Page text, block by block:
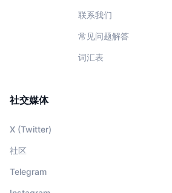
联系我们
常见问题解答
词汇表
社交媒体
X (Twitter)
社区
Telegram